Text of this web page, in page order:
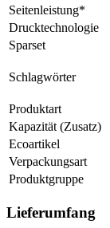
Seitenleistung*
Drucktechnologie
Sparset
Schlagwörter
Produktart
Kapazität (Zusatz)
Ecoartikel
Verpackungsart
Produktgruppe
Lieferumfang